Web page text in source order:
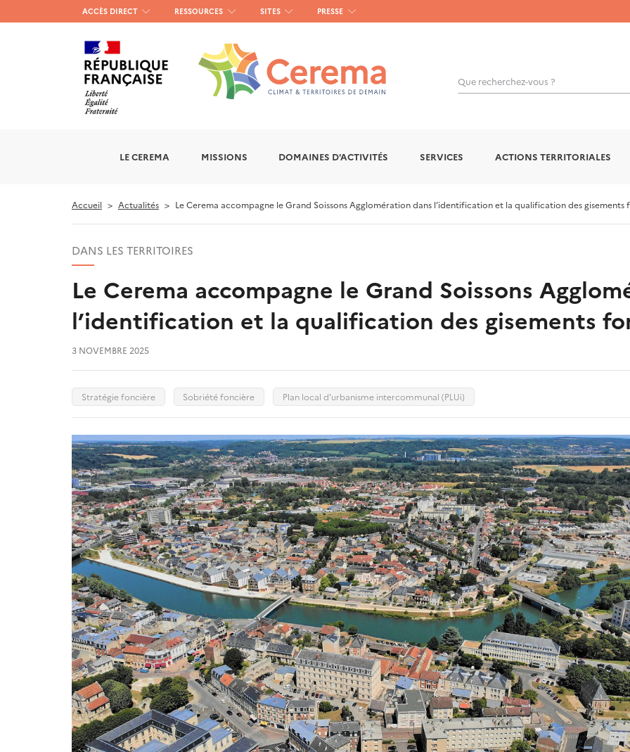
Menu
haut
gauche
ACCÈS DIRECT RESSOURCES SITES PRESSE
Que recherchez-vous ?
LE CEREMA MISSIONS DOMAINES D'ACTIVITÉS SERVICES ACTIONS TERRITORIALES
Accueil Actualités Le Cerema accompagne le Grand Soissons Agglomération dans l’identification et la qualification des gisements
DANS LES TERRITOIRES
Le Cerema accompagne le Grand Soissons
l’identification et la qualification des gisements
3 NOVEMBRE 2025
Stratégie foncière Sobriété foncière Plan local d'urbanisme intercommunal (PLUi)